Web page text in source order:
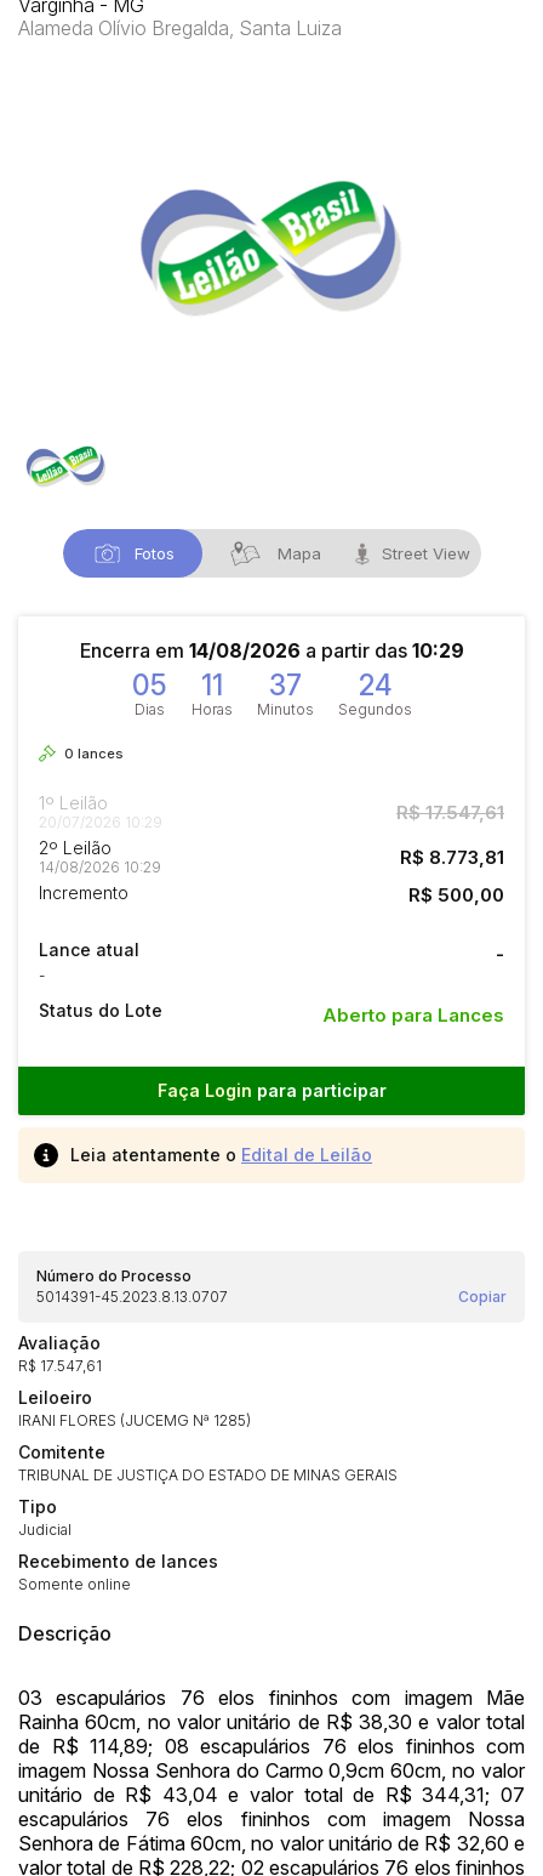
Varginha - MG
Alameda Olívio Bregalda, Santa Luiza
Fotos Mapa Street View
Encerra em 14/08/2026 a partir das 10:29
05
Dias
11
Horas
37
Minutos
24
Segundos
0 lances
1º Leilão
20/07/2026 10:29 R$ 17.547,61
2º Leilão
14/08/2026 10:29 R$ 8.773,81
Incremento R$ 500,00
Lance atual
-
-
Status do Lote Aberto para Lances
Faça Login para participar
Leia atentamente o Edital de Leilão
Número do Processo
5014391-45.2023.8.13.0707
Copiar
Avaliação
R$ 17.547,61
Leiloeiro
IRANI FLORES (JUCEMG Nª 1285)
Comitente
TRIBUNAL DE JUSTIÇA DO ESTADO DE MINAS GERAIS
Tipo
Judicial
Recebimento de lances
Somente online
Descrição
03 escapulários 76 elos fininhos com imagem Mãe
Rainha 60cm, no valor unitário de R$ 38,30 e valor total
de R$ 114,89; 08 escapulários 76 elos fininhos com
imagem Nossa Senhora do Carmo 0,9cm 60cm, no valor
unitário de R$ 43,04 e valor total de R$ 344,31; 07
escapulários 76 elos fininhos com imagem Nossa
Senhora de Fátima 60cm, no valor unitário de R$ 32,60 e
valor total de R$ 228,22; 02 escapulários 76 elos fininhos